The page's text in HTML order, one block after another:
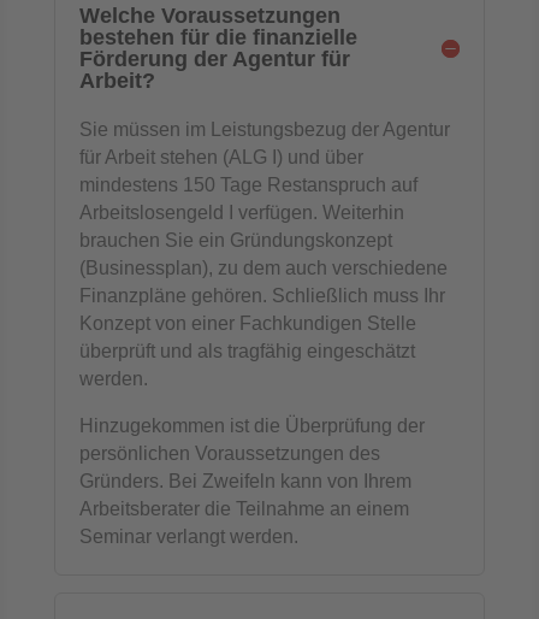
Welche Voraussetzungen
bestehen für die finanzielle
Förderung der Agentur für
Arbeit?
Sie müssen im Leistungsbezug der Agentur
für Arbeit stehen (ALG I) und über
mindestens 150 Tage Restanspruch auf
Arbeitslosengeld I verfügen. Weiterhin
brauchen Sie ein Gründungskonzept
(Businessplan), zu dem auch verschiedene
Finanzpläne gehören. Schließlich muss Ihr
Konzept von einer Fachkundigen Stelle
überprüft und als tragfähig eingeschätzt
werden.
Hinzugekommen ist die Überprüfung der
persönlichen Voraussetzungen des
Gründers. Bei Zweifeln kann von Ihrem
Arbeitsberater die Teilnahme an einem
Seminar verlangt werden.